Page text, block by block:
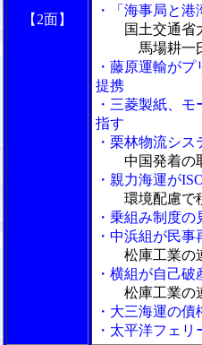
【2面】
・「海事局と
国土交通省
馬場耕一
・藤原運輸が
提携
・三菱製紙、
指す
・栗林物流シ
中国発着の
・親力海運が
環境配慮で
・乗組み制度
・中浜組が民
松庫工業の
・横組が自己
松庫工業の
・大三海運の
・太平洋フェ